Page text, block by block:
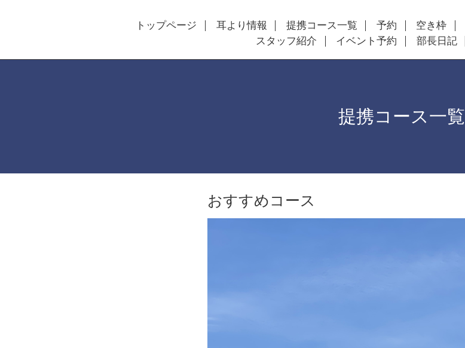
トップページ 耳より情報 提携コース一覧 予約 空き枠
スタッフ紹介
イベント予約 部長日記
提携コース一覧
おすすめコース